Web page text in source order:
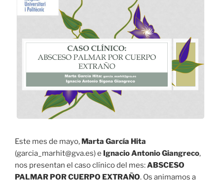
Este mes de mayo, Marta García Hita
(garcia_marhit@gva.es) e Ignacio Antonio Giangreco,
nos presentan el caso clínico del mes:ABSCESO
PALMAR POR CUERPO EXTRAÑO. Os animamos a